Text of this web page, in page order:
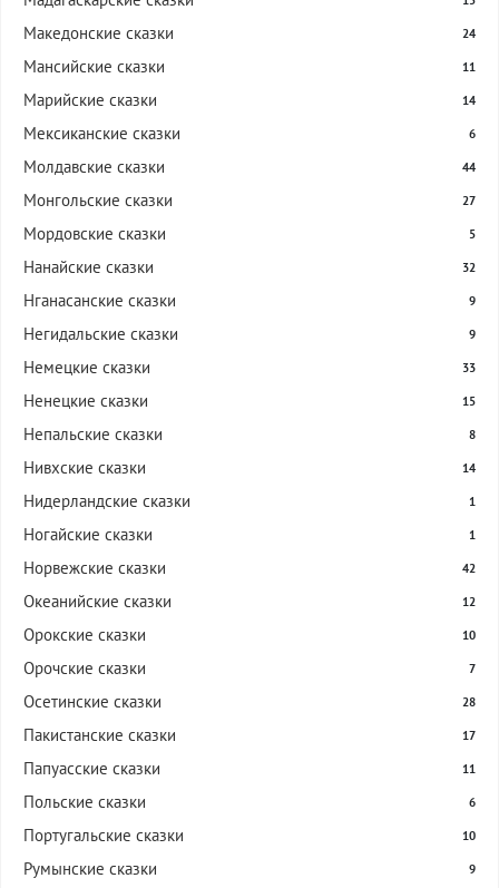
Македонские сказки 24
Мансийские сказки 11
Марийские сказки 14
Мексиканские сказки 6
Молдавские сказки 44
Монгольские сказки 27
Мордовские сказки 5
Нанайские сказки 32
Нганасанские сказки 9
Негидальские сказки 9
Немецкие сказки 33
Ненецкие сказки 15
Непальские сказки 8
Нивхские сказки 14
Нидерландские сказки 1
Ногайские сказки 1
Норвежские сказки 42
Океанийские сказки 12
Орокские сказки 10
Орочские сказки 7
Осетинские сказки 28
Пакистанские сказки 17
Папуасские сказки 11
Польские сказки 6
Португальские сказки 10
Румынские сказки 9